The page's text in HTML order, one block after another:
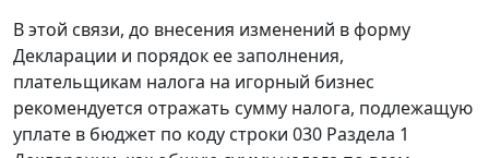
В этой связи, до внесения изменений в форму
Декларации и порядок ее заполнения,
плательщикам налога на игорный бизнес
рекомендуется отражать сумму налога, подлежащую
уплате в бюджет по коду строки 030 Раздела 1